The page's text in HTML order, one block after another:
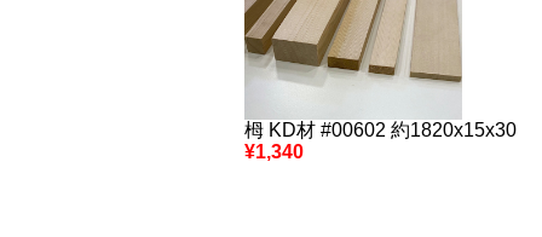
栂 KD材 #00602 約1820x15x30
¥1,340